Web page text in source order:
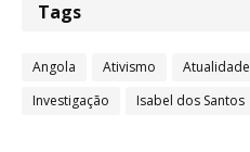
Tags
Angola Ativismo Atualidade
Investigação
Isabel dos Santos